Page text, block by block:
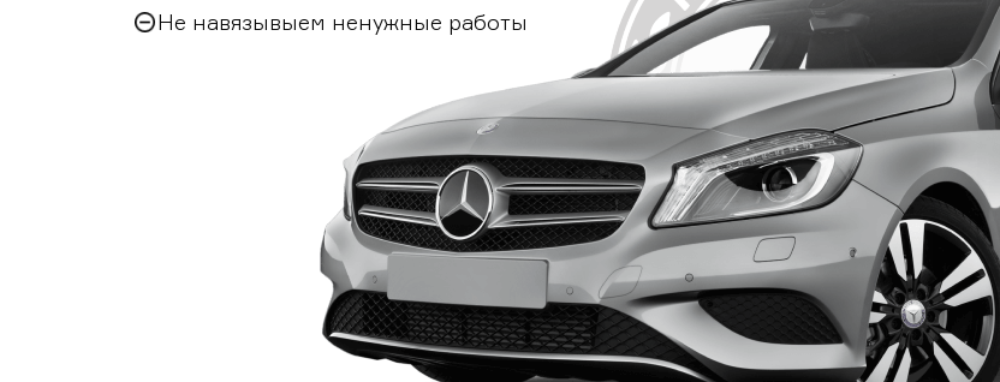
Не навязывыем ненужные работы